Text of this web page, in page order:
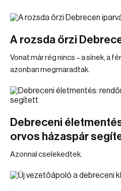
A rozsda őrzi
Vonat már rég nincs – a sínek, a
azonban megmaradtak.
Debreceni
orvos házaspár
Azonnal cselekedtek.